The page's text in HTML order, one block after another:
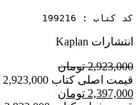
کد کتاب : 199216
انتشارات Kaplan
2,923,000 تومان
قیمت اصلی کتاب 2,923,000 تومان بود
2,397,000 تومان